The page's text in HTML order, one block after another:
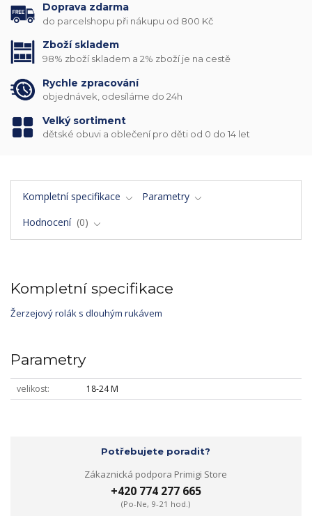
Doprava zdarma
do parcelshopu při nákupu od 800 Kč
Zboží skladem
98% zboží skladem a 2% zboží je na cestě
Rychle zpracování
objednávek, odesíláme do 24h
Velký sortiment
dětské obuvi a oblečení pro děti od 0 do 14 let
Kompletní specifikace
Parametry
Hodnocení
0
Kompletní specifikace
Žerzejový rolák s dlouhým rukávem
Parametry
velikost 18-24 M
Potřebujete poradit?
Zákaznická podpora Primigi Store
+420 774 277 665
(Po-Ne, 9-21 hod.)